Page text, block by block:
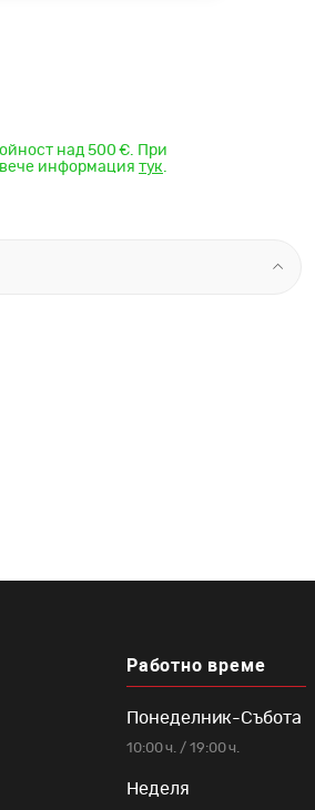
над 500 €. При
информация тук
Работно време
Понеделник-Събота
10:00 ч. / 19:00 ч.
Неделя